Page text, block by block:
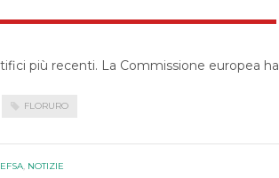
più recenti. La Commissione europea ha
FLORURO
EFSA, NOTIZIE